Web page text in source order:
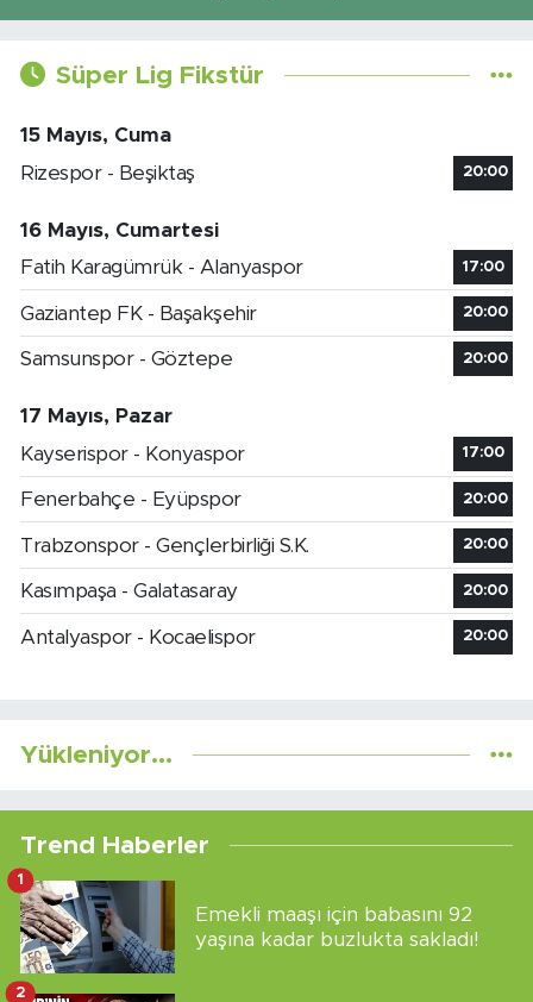
Süper Lig Fikstür
15 Mayıs, Cuma
Rizespor - Beşiktaş
20:00
16 Mayıs, Cumartesi
Fatih Karagümrük - Alanyaspor
17:00
Gaziantep FK - Başakşehir 20:00
Samsunspor - Göztepe 20:00
17 Mayıs, Pazar
Kayserispor - Konyaspor
17:00
Fenerbahçe - Eyüpspor 20:00
Trabzonspor - Gençlerbirliği S.K. 20:00
Kasımpaşa - Galatasaray 20:00
Antalyaspor - Kocaelispor 20:00
Yükleniyor...
Trend Haberler
Emekli maaşı için babasını 92
yaşına kadar buzlukta sakladı!
1
2